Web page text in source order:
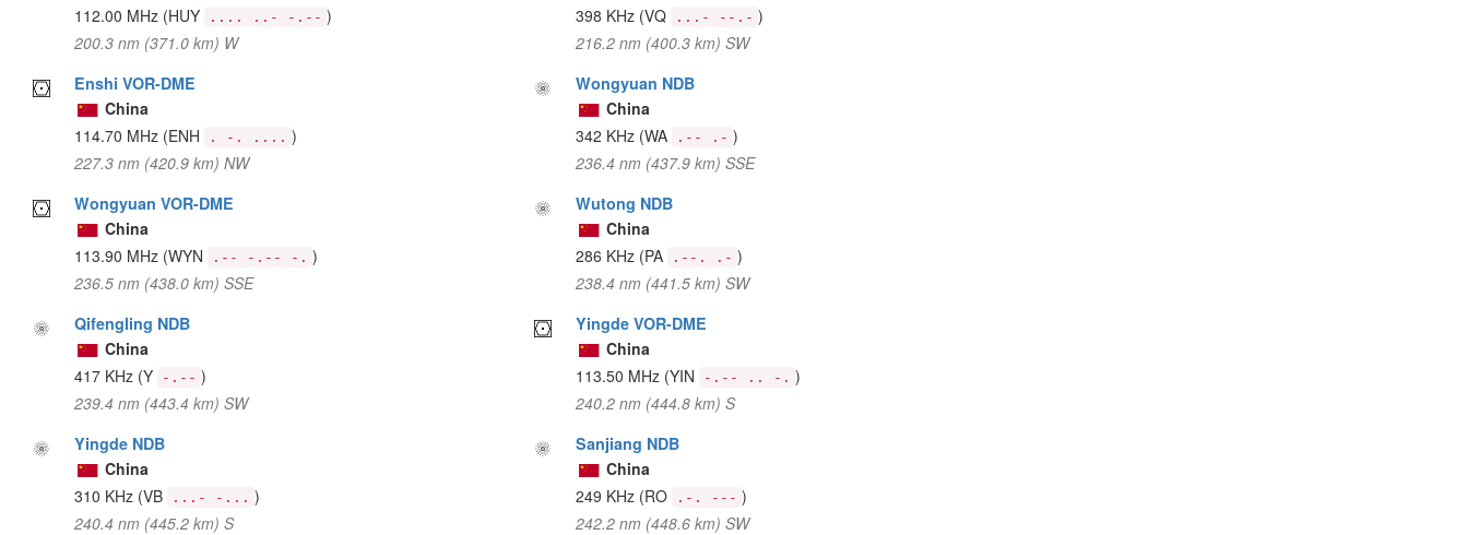
112.00 MHz (HUY .... ..- -.-- )
200.3 nm (371.0 km) W
398 KHz (VQ ...- --.- )
216.2 nm (400.3 km) SW
Enshi VOR-DME
China
114.70 MHz (ENH . -. .... )
227.3 nm (420.9 km) NW
Wongyuan NDB
China
342 KHz (WA .-- .- )
236.4 nm (437.9 km) SSE
Wongyuan VOR-DME
China
113.90 MHz (WYN .-- -.-- -. )
236.5 nm (438.0 km) SSE
Wutong NDB
China
286 KHz (PA .--. .- )
238.4 nm (441.5 km) SW
Qifengling NDB
China
417 KHz (Y -.-- )
239.4 nm (443.4 km) SW
Yingde VOR-DME
China
113.50 MHz (YIN -.-- .. -. )
240.2 nm (444.8 km) S
Yingde NDB
China
310 KHz (VB ...- -... )
240.4 nm (445.2 km) S
Sanjiang NDB
China
249 KHz (RO .-. --- )
242.2 nm (448.6 km) SW